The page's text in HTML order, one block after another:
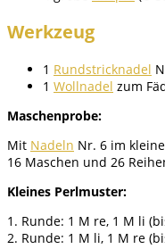
Werkzeug
1 Rundstricknadel
1 Wollnadel zum
Maschenprobe:
Mit Nadeln Nr. 6 im
16 Maschen und 26
Kleines Perlmuster:
1. Runde: 1 M re, 1 M li
2. Runde: 1 M li, 1 M re